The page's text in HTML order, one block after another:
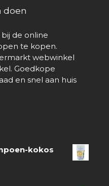
doen
de online
te kopen.
webwinkel
Goedkope
en snel aan huis
kokos